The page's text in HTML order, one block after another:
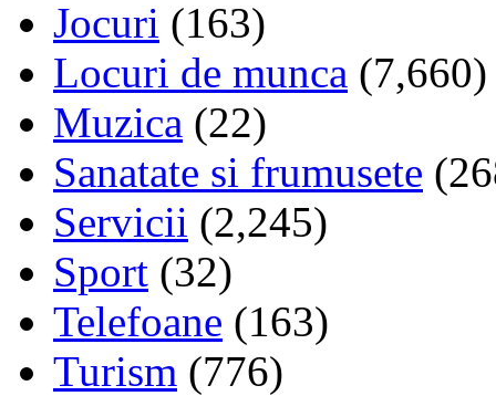
Jocuri (163)
Locuri de munca (7,660)
Muzica (22)
Sanatate si frumusete
Servicii (2,245)
Sport (32)
Telefoane (163)
Turism (776)